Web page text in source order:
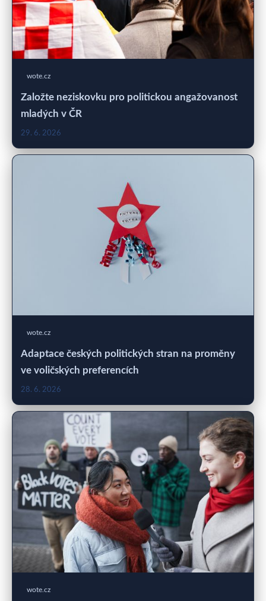
wote.cz
Založte neziskovku pro politickou angažovanost
mladých v ČR
29. 6. 2026
wote.cz
Adaptace českých politických stran na proměny
ve voličských preferencích
28. 6. 2026
wote.cz